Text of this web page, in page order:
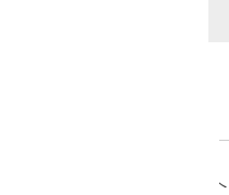
オンライン注文した商品へ